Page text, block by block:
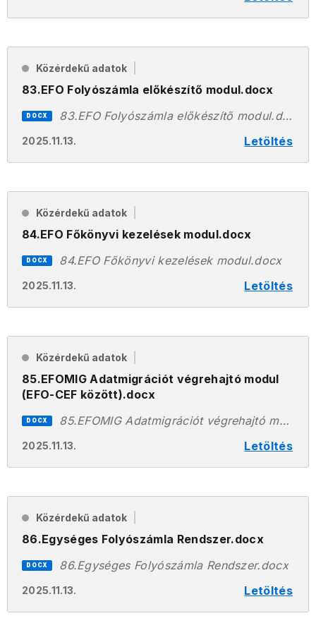
Közérdekű adatok
83.EFO Folyószámla előkészítő modul.docx
2025.11.13. Letöltés
DOCX 83.EFO Folyószámla előkészítő modul.docx
Közérdekű adatok
84.EFO Főkönyvi kezelések modul.docx
2025.11.13. Letöltés
DOCX 84.EFO Főkönyvi kezelések modul.docx
Közérdekű adatok
85.EFOMIG Adatmigrációt végrehajtó modul
(EFO-CEF között).docx
2025.11.13. Letöltés
DOCX 85.EFOMIG Adatmigrációt végrehajtó modul (EFO-CEF között).docx
Közérdekű adatok
86.Egységes Folyószámla Rendszer.docx
2025.11.13. Letöltés
DOCX 86.Egységes Folyószámla Rendszer.docx